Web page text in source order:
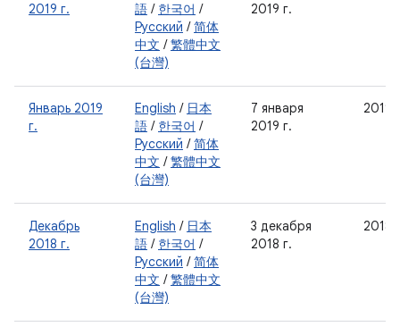
2019 г.
語 / 한국어 /
Русский /简体
中文 /繁體中文
(台灣)
2019 г.
Январь 2019
г.
English / 日本
語 / 한국어 /
Русский /简体
中文 /繁體中文
(台灣)
7 января
2019 г.
Декабрь
2018 г.
English / 日本
語 / 한국어 /
Русский /简体
中文 /繁體中文
(台灣)
3 декабря
2018 г.